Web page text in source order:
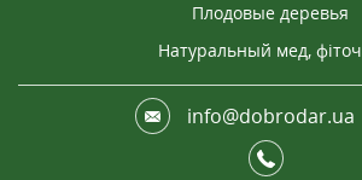
Плодовые деревья
Натуральный мед,
info@dobrodar.ua